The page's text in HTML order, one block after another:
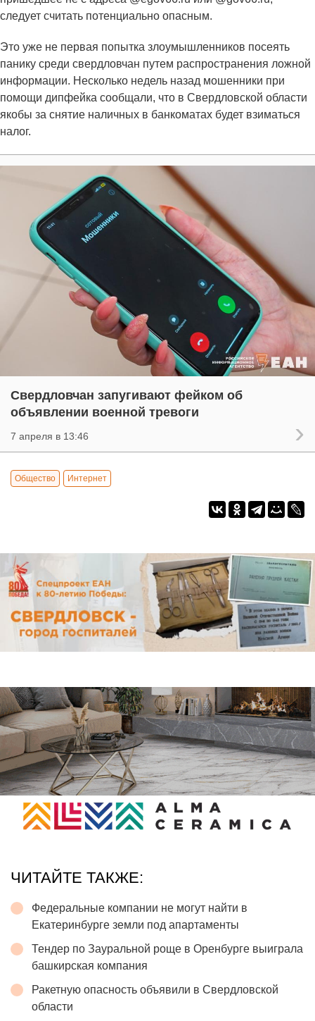
следует считать потенциально опасным.
Это уже не первая попытка злоумышленников посеять
панику среди свердловчан путем распространения ложной
информации. Несколько недель назад мошенники при
помощи дипфейка сообщали, что в Свердловской области
якобы за снятие наличных в банкоматах будет взиматься
налог.
Свердловчан запугивают фейком об
объявлении военной тревоги
7 апреля в 13:46
Общество Интернет
ЧИТАЙТЕ ТАКЖЕ:
Федеральные компании не могут найти в
Екатеринбурге земли под апартаменты
Тендер по Зауральной роще в Оренбурге выиграла
башкирская компания
Ракетную опасность объявили в Свердловской
области